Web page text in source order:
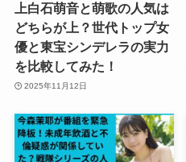
上白石萌音と萌歌の人気は
どちらが上？世代トップ女
優と東宝シンデレラの実力
を比較してみた！
2025年11月12日